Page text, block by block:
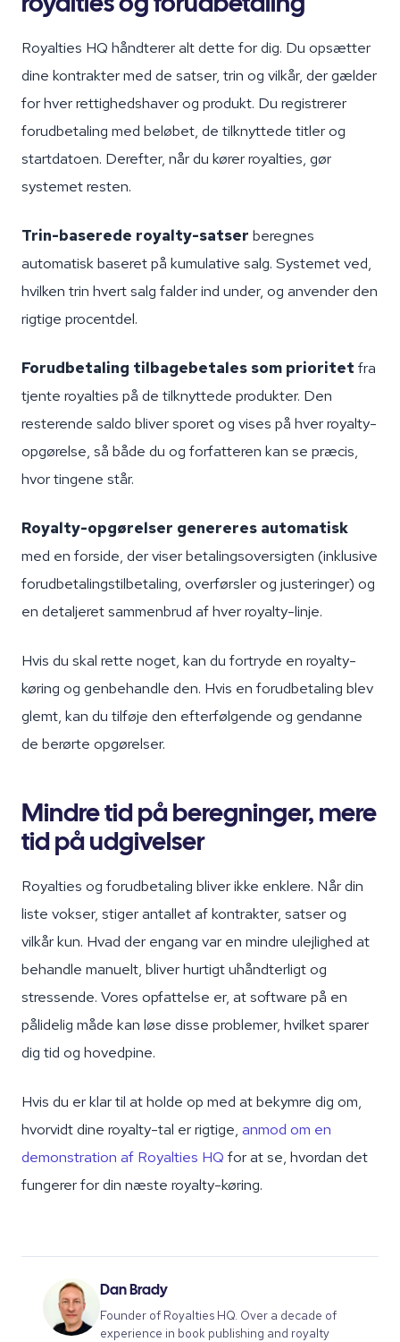
royalties og forudbetaling
Royalties HQ håndterer alt dette for dig. Du opsætter
dine kontrakter med de satser, trin og vilkår, der gælder
for hver rettighedshaver og produkt. Du registrerer
forudbetaling med beløbet, de tilknyttede titler og
startdatoen. Derefter, når du kører royalties, gør
systemet resten.
Trin-baserede royalty-satser beregnes
automatisk baseret på kumulative salg. Systemet ved,
hvilken trin hvert salg falder ind under, og anvender den
rigtige procentdel.
Forudbetaling tilbagebetales som prioritet fra
tjente royalties på de tilknyttede produkter. Den
resterende saldo bliver sporet og vises på hver royalty-
opgørelse, så både du og forfatteren kan se præcis,
hvor tingene står.
Royalty-opgørelser genereres automatisk
med en forside, der viser betalingsoversigten (inklusive
forudbetalingstilbetaling, overførsler og justeringer) og
en detaljeret sammenbrud af hver royalty-linje.
Hvis du skal rette noget, kan du fortryde en royalty-
køring og genbehandle den. Hvis en forudbetaling blev
glemt, kan du tilføje den efterfølgende og gendanne
de berørte opgørelser.
Mindre tid på beregninger, mere
tid på udgivelser
Royalties og forudbetaling bliver ikke enklere. Når din
liste vokser, stiger antallet af kontrakter, satser og
vilkår kun. Hvad der engang var en mindre ulejlighed at
behandle manuelt, bliver hurtigt uhåndterligt og
stressende. Vores opfattelse er, at software på en
pålidelig måde kan løse disse problemer, hvilket sparer
dig tid og hovedpine.
Hvis du er klar til at holde op med at bekymre dig om,
hvorvidt dine royalty-tal er rigtige, anmod om en
demonstration af Royalties HQ for at se, hvordan det
fungerer for din næste royalty-køring.
Dan Brady
Founder of Royalties HQ. Over a decade of
experience in book publishing and royalty